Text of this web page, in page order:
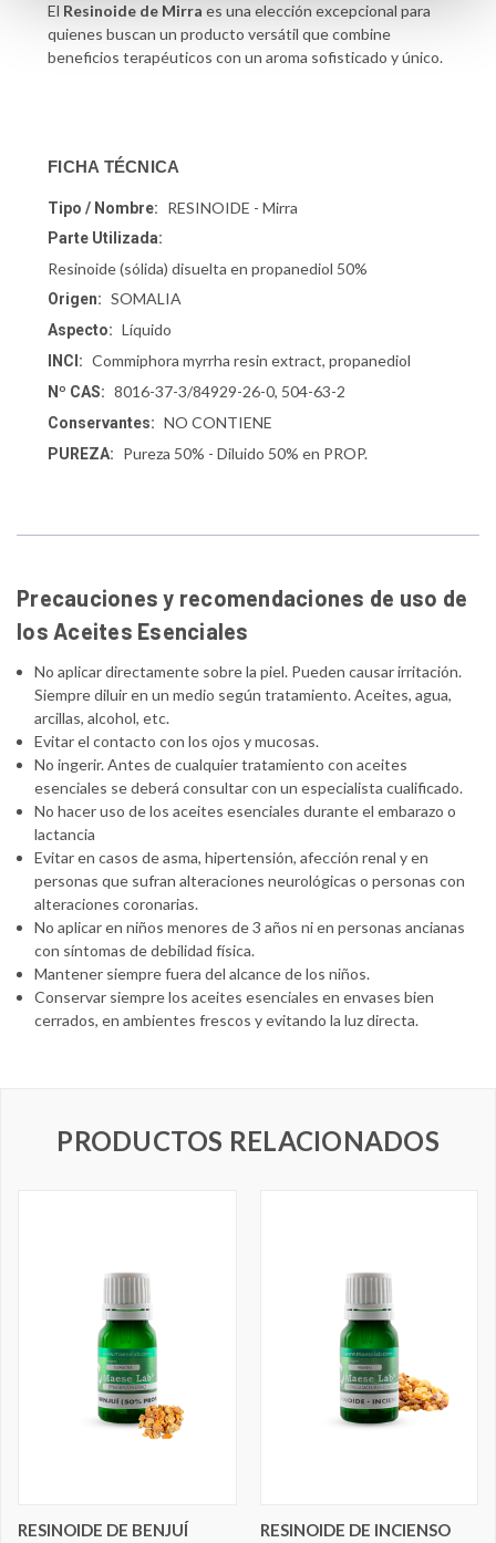
FICHA TÉCNICA
Tipo / Nombre: RESINOIDE - Mirra
Parte Utilizada:
Resinoide (sólida) disuelta en propanediol 50%
Origen: SOMALIA
Aspecto: Líquido
INCI: Commiphora myrrha resin extract, propanediol
Nº CAS: 8016-37-3/84929-26-0, 504-63-2
Conservantes: NO CONTIENE
PUREZA: Pureza 50% - Diluido 50% en PROP.
El Resinoide de Mirra es una elección excepcional para
quienes buscan un producto versátil que combine
beneficios terapéuticos con un aroma sofisticado y único.
Precauciones y recomendaciones de uso de
los Aceites Esenciales
No aplicar directamente sobre la piel. Pueden causar irritación.
Siempre diluir en un medio según tratamiento. Aceites, agua,
arcillas, alcohol, etc.
Evitar el contacto con los ojos y mucosas.
No ingerir. Antes de cualquier tratamiento con aceites
esenciales se deberá consultar con un especialista cualificado.
No hacer uso de los aceites esenciales durante el embarazo o
lactancia
Evitar en casos de asma, hipertensión, afección renal y en
personas que sufran alteraciones neurológicas o personas con
alteraciones coronarias.
No aplicar en niños menores de 3 años ni en personas ancianas
con síntomas de debilidad física.
Mantener siempre fuera del alcance de los niños.
Conservar siempre los aceites esenciales en envases bien
cerrados, en ambientes frescos y evitando la luz directa.
PRODUCTOS RELACIONADOS
RESINOIDE DE BENJUÍ
RESINOIDE DE INCIENSO